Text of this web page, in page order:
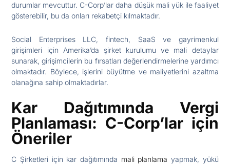
durumlar mevcuttur. C-Corp’lar daha düşük mali yük ile faaliyet
gösterebilir, bu da onları rekabetçi kılmaktadır.
Social Enterprises LLC, fintech, SaaS ve gayrimenkul
girişimleri için Amerika’da şirket kurulumu ve mali detaylar
sunarak, girişimcilerin bu fırsatları değerlendirmelerine yardımcı
olmaktadır. Böylece, işlerini büyütme ve maliyetlerini azaltma
olanağına sahip olmaktadırlar.
Kar Dağıtımında Vergi
Planlaması: C-Corp’lar için
Öneriler
C Şirketleri için kar dağıtımında mali planlama yapmak, yükü